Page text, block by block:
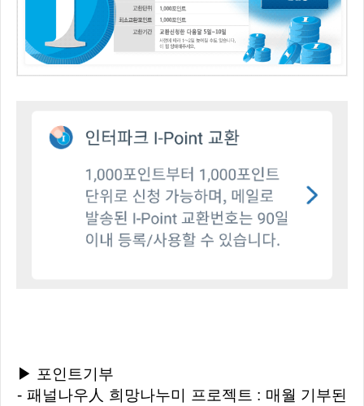
▶ 포인트기부
- 패널나우人 희망나누미 프로젝트 : 매월 기부된